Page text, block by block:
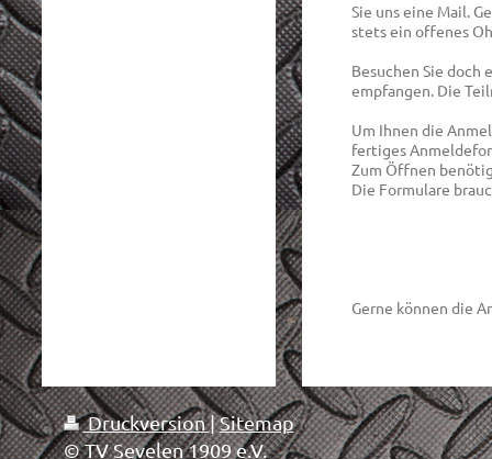
Sie uns eine Mail.
stets ein offenes
Besuchen Sie doch
empfangen. Die
Um Ihnen die
fertiges
Zum Öffnen
Die Formulare
Gerne können die
Druckversion|Sitemap
© TV Sevelen 1909 e.V.